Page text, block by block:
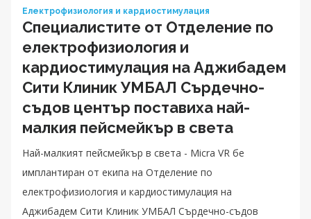
Електрофизиология и кардиостимулация
Специалистите от Отделение по
електрофизиология и
кардиостимулация на Аджибадем
Сити Клиник УМБАЛ Сърдечно-
съдов център поставиха най-
малкия пейсмейкър в света
Най-малкият пейсмейкър в света - Micra VR бе
имплантиран от екипа на Отделение по
електрофизиология и кардиостимулация на
Аджибадем Сити Клиник УМБАЛ Сърдечно-съдов